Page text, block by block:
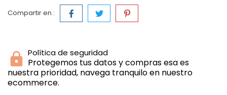
Compartir en :
Política de seguridad
Protegemos tus datos y compras esa es
nuestra prioridad, navega tranquilo en nuestro
ecommerce.